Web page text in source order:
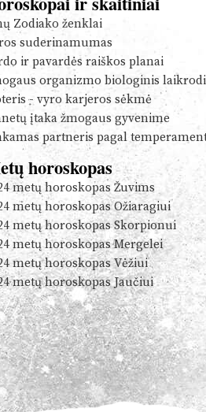
Zodiako ženklai
suderinamumas
ir pavardės raiškos planai
organizmo biologinis
- vyro karjeros sėkmė
įtaka žmogaus gyvenime
partneris pagal
horoskopas
metų horoskopas Žuvims
metų horoskopas Ožiaragiui
metų horoskopas Skorpionui
metų horoskopas Mergelei
metų horoskopas Vėžiui
metų horoskopas Jaučiui